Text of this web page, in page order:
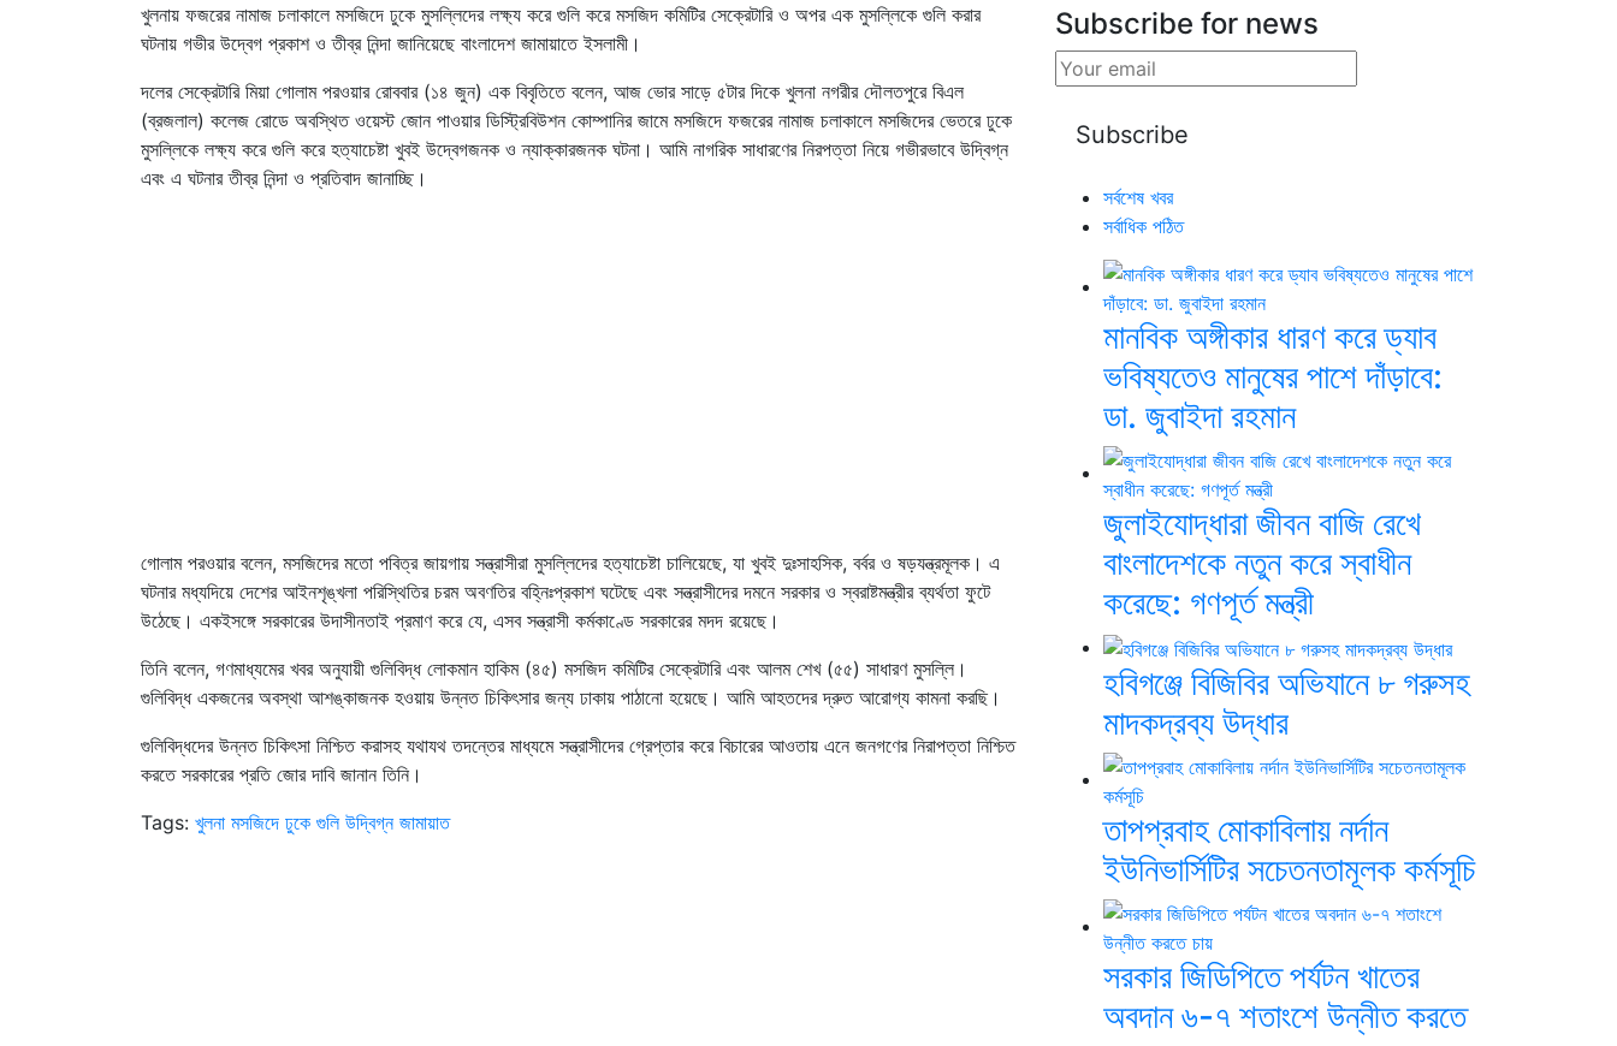
খুলনায় ফজরের নামাজ চলাকালে মসজিদে ঢুকে মুসল্লিদের লক্ষ্য করে গুলি করে মসজিদ কমিটির সেক্রেটারি ও অপর এক মুসল্লিকে গুলি করার
ঘটনায় গভীর উদ্বেগ প্রকাশ ও তীব্র নিন্দা জানিয়েছে বাংলাদেশ জামায়াতে ইসলামী।
দলের সেক্রেটারি মিয়া গোলাম পরওয়ার রোববার (১৪ জুন) এক বিবৃতিতে বলেন, আজ ভোর সাড়ে ৫টার দিকে খুলনা নগরীর দৌলতপুরে বিএল
(ব্রজলাল) কলেজ রোডে অবস্থিত ওয়েস্ট জোন পাওয়ার ডিস্ট্রিবিউশন কোম্পানির জামে মসজিদে ফজরের নামাজ চলাকালে মসজিদের ভেতরে ঢুকে
মুসল্লিকে লক্ষ্য করে গুলি করে হত্যাচেষ্টা খুবই উদ্বেগজনক ও ন্যাক্কারজনক ঘটনা। আমি নাগরিক সাধারণের নিরপত্তা নিয়ে গভীরভাবে উদ্বিগ্ন
এবং এ ঘটনার তীব্র নিন্দা ও প্রতিবাদ জানাচ্ছি।
গোলাম পরওয়ার বলেন, মসজিদের মতো পবিত্র জায়গায় সন্ত্রাসীরা মুসল্লিদের হত্যাচেষ্টা চালিয়েছে, যা খুবই দুঃসাহসিক, বর্বর ও ষড়যন্ত্রমূলক। এ
ঘটনার মধ্যদিয়ে দেশের আইনশৃঙ্খলা পরিস্থিতির চরম অবণতির বহ্নিঃপ্রকাশ ঘটেছে এবং সন্ত্রাসীদের দমনে সরকার ও স্বরাষ্টমন্ত্রীর ব্যর্থতা ফুটে
উঠেছে। একইসঙ্গে সরকারের উদাসীনতাই প্রমাণ করে যে, এসব সন্ত্রাসী কর্মকাণ্ডে সরকারের মদদ রয়েছে।
তিনি বলেন, গণমাধ্যমের খবর অনুযায়ী গুলিবিদ্ধ লোকমান হাকিম (৪৫) মসজিদ কমিটির সেক্রেটারি এবং আলম শেখ (৫৫) সাধারণ মুসল্লি।
গুলিবিদ্ধ একজনের অবস্থা আশঙ্কাজনক হওয়ায় উন্নত চিকিৎসার জন্য ঢাকায় পাঠানো হয়েছে। আমি আহতদের দ্রুত আরোগ্য কামনা করছি।
গুলিবিদ্ধদের উন্নত চিকিৎসা নিশ্চিত করাসহ যথাযথ তদন্তের মাধ্যমে সন্ত্রাসীদের গ্রেপ্তার করে বিচারের আওতায় এনে জনগণের নিরাপত্তা নিশ্চিত
করতে সরকারের প্রতি জোর দাবি জানান তিনি।
Tags: খুলনা মসজিদে ঢুকে গুলি উদ্বিগ্ন জামায়াত
Subscribe for news
সর্বশেষ খবর
সর্বাধিক পঠিত
মানবিক অঙ্গীকার ধারণ করে ড্যাব
ভবিষ্যতেও মানুষের পাশে দাঁড়াবে:
ডা. জুবাইদা রহমান
জুলাইযোদ্ধারা জীবন বাজি রেখে
বাংলাদেশকে নতুন করে স্বাধীন
করেছে: গণপূর্ত মন্ত্রী
হবিগঞ্জে বিজিবির অভিযানে ৮ গরুসহ
মাদকদ্রব্য উদ্ধার
তাপপ্রবাহ মোকাবিলায় নর্দান
ইউনিভার্সিটির সচেতনতামূলক কর্মসূচি
সরকার জিডিপিতে পর্যটন খাতের
অবদান ৬-৭ শতাংশে উন্নীত করতে